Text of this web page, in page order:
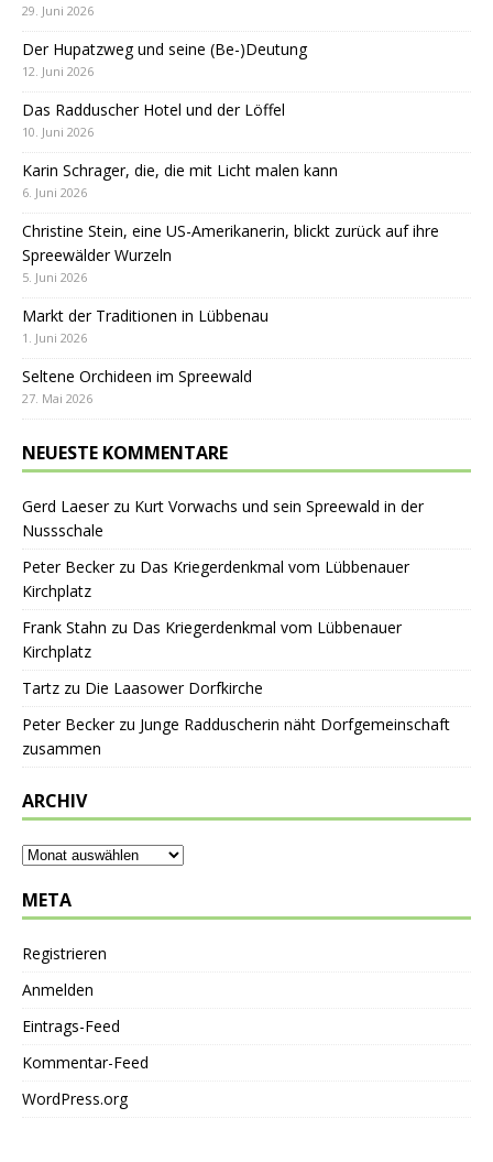
29. Juni 2026
Der Hupatzweg und seine (Be-)Deutung
12. Juni 2026
Das Radduscher Hotel und der Löffel
10. Juni 2026
Karin Schrager, die, die mit Licht malen kann
6. Juni 2026
Christine Stein, eine US-Amerikanerin, blickt zurück auf ihre
Spreewälder Wurzeln
5. Juni 2026
Markt der Traditionen in Lübbenau
1. Juni 2026
Seltene Orchideen im Spreewald
27. Mai 2026
NEUESTE KOMMENTARE
Gerd Laeserzu Kurt Vorwachs und sein Spreewald in der
Nussschale
Peter Beckerzu Das Kriegerdenkmal vom Lübbenauer
Kirchplatz
Frank Stahn zu Das Kriegerdenkmal vom Lübbenauer
Kirchplatz
Tartz zu Die Laasower Dorfkirche
Peter Beckerzu Junge Radduscherin näht Dorfgemeinschaft
zusammen
ARCHIV
META
Registrieren
Anmelden
Eintrags-Feed
Kommentar-Feed
WordPress.org